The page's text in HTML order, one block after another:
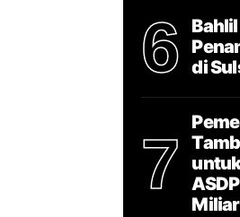
6
di
7
Miliar